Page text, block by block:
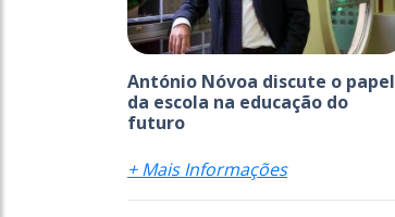
António Nóvoa discute o papel
da escola na educação do
futuro
+ Mais Informações